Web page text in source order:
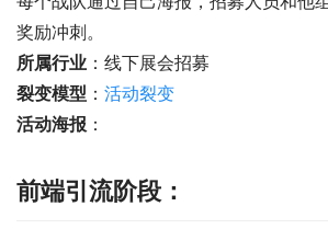
奖励冲刺。
所属行业 ：线下展会招募
裂变模型 ： 活动裂变
活动海报 ：
前端引流阶段：